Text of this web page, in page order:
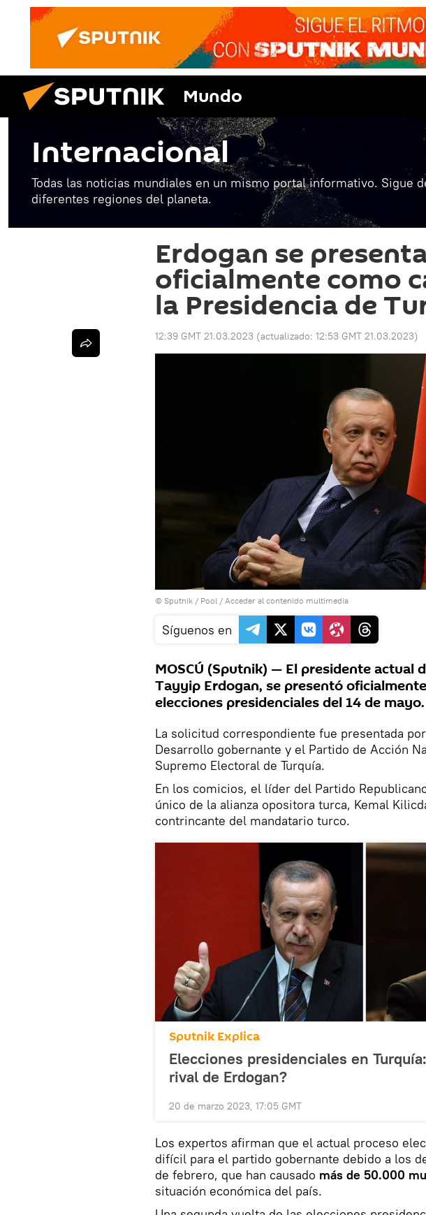
Mundo
Internacional
Todas las noticias mundiales en un mismo portal informativo. Sigue
diferentes regiones del planeta.
Erdogan se
oficialmente como
la Presidencia de
12:39 GMT 21.03.2023 (actualizado: 12:53 GMT 21.03.2023)
© Sputnik / Pool / Acceder al contenido multimedia
Síguenos en
MOSCÚ (Sputnik) — El presidente actual
Tayyip Erdogan, se presentó
elecciones presidenciales del 14 de mayo.
La solicitud correspondiente fue presentada
Desarrollo gobernante y el Partido de Acción
Supremo Electoral de Turquía.
En los comicios, el líder del Partido
único de la alianza opositora turca, Kemal
contrincante del mandatario turco.
Sputnik Explica
Elecciones presidenciales en
rival de Erdogan?
20 de marzo 2023, 17:05 GMT
Los expertos afirman que el actual proceso
difícil para el partido gobernante debido a los
de febrero, que han causado más de 50.000
situación económica del país.